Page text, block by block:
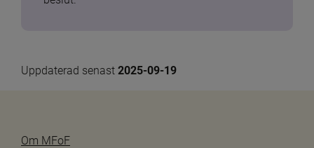
Uppdaterad senast 2025-09-19
Om MFoF